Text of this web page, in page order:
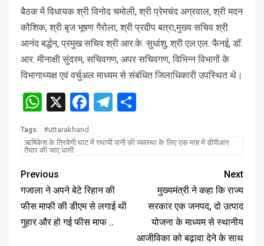
बैठक में विधायक श्री विनोद चमोली, श्री प्रेमचंद अग्रवाल, श्री मदन
कौशिक, श्री बृज भूषण गैरोला, श्री प्रदीप बत्रा,मुख्य सचिव श्री
आनंद बर्द्धन, प्रमुख सचिव श्री आर.के. सुधांशु, श्री एल.एल. फैनई, डॉ.
आर. मीनाक्षी सुंदरम, सचिवगण, अपर सचिवगण, विभिन्न विभागों के
विभागाध्यक्ष एवं वर्चुअल माध्यम से संबंधित जिलाधिकारी उपस्थित थे।
WhatsApp
X Facebook
Telegram
Tags:
#uttarakhand
ऋषिकेश के त्रिवेणी घाट में स्थायी पानी की व्यवस्था के लिए एक माह में डीपीआर
तैयार की जाए:धामी
Previous
गजाला ने अपने बेटे रिहान की
फीस माफी की डीएम से लगाई थी
गुहार और हो गई फीस माफ ..
Next
मुख्यमंत्री ने कहा कि राज्य
सरकार एक जनपद, दो उत्पाद
योजना के माध्यम से स्थानीय
आजीविका को बढ़ावा देने के साथ